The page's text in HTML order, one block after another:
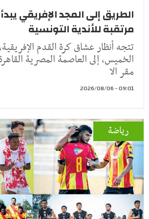
الطريق إلى المجد الإفريقي
مرتقبة للأندية التونسية
تتجه أنظار عشاق كرة القدم
الخميس، إلى العاصمة المصرية
مقر الا
09:01 - 2026/08/06
رياضة